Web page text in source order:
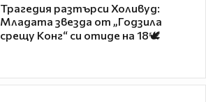
Трагедия разтърси Холивуд:
Младата звезда от „Годзила
срещу Конг“ си отиде на 18🕊️